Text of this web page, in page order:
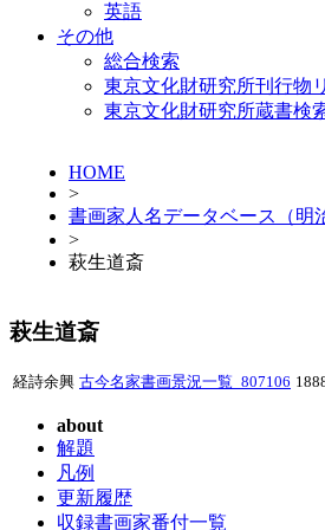
英語
その他
総合検索
東京文化財研究所刊行物
東京文化財研究所蔵書検
HOME
>
書画家人名データベース（明
>
萩生道斎
萩生道斎
経詩余興 古今名家書画景況一覧_807106
about
解題
凡例
更新履歴
収録書画家番付一覧